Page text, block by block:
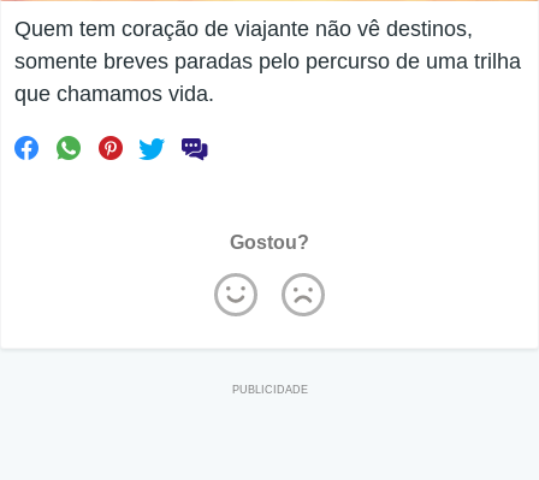
Quem tem coração de viajante não vê destinos,
somente breves paradas pelo percurso de uma trilha
que chamamos vida.
Gostou?